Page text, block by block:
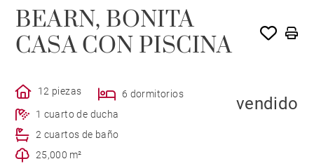
BEARN, BONITA
CASA CON PISCINA
12 piezas
6 dormitorios
1 cuarto de ducha
2 cuartos de baño
25,000 m²
vendido